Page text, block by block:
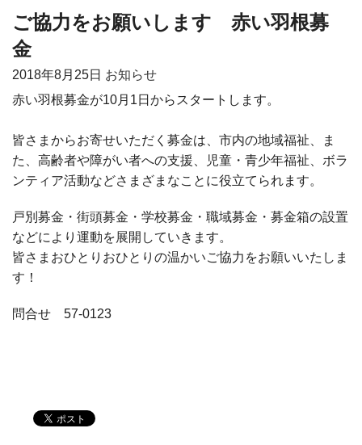
ご協力をお願いします 赤い羽根募
金
2018年8月25日 お知らせ
赤い羽根募金が10月1日からスタートします。
皆さまからお寄せいただく募金は、市内の地域福祉、ま
た、高齢者や障がい者への支援、児童・青少年福祉、ボラ
ンティア活動などさまざまなことに役立てられます。
戸別募金・街頭募金・学校募金・職域募金・募金箱の設置
などにより運動を展開していきます。
皆さまおひとりおひとりの温かいご協力をお願いいたしま
す！
問合せ 57-0123